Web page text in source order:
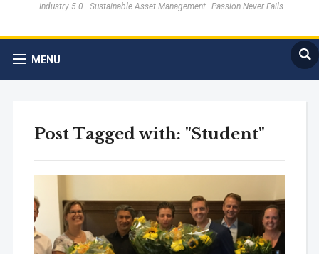
..Industry 5.0.. Sustainable Asset Management…Passion Never Fails
MENU
Post Tagged with: "Student"